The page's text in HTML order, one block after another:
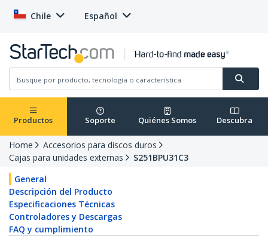
Chile Español
Productos Soporte Quiénes Somos Descubra
Home
Accesorios para discos duros
Cajas para unidades externas
S251BPU31C3
General
Descripción del Producto
Especificaciones Técnicas
Controladores y Descargas
FAQ y cumplimiento